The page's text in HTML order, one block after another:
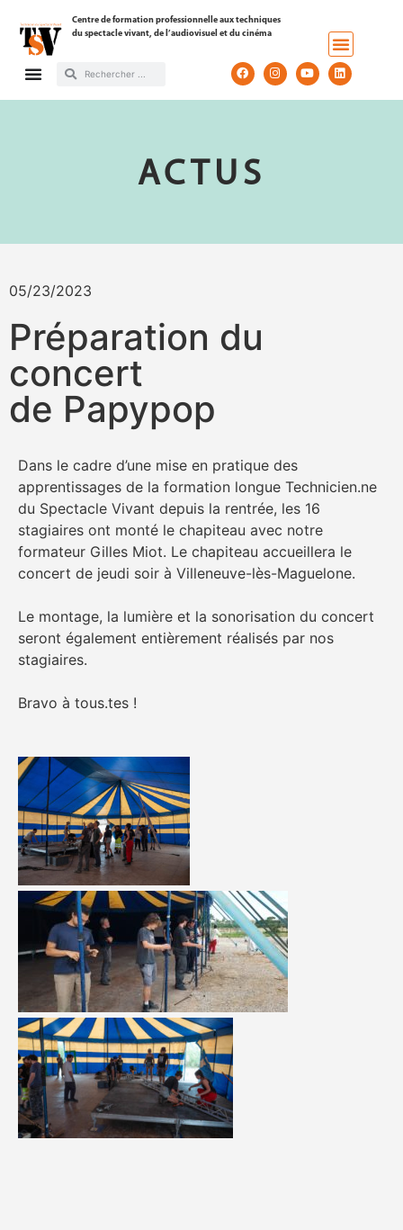
Centre de formation professionnelle aux techniques
du spectacle vivant, de l’audiovisuel et du cinéma
ACTUS
05/23/2023
Préparation du
concert
de Papypop
Dans le cadre d’une mise en pratique des
apprentissages de la formation longue Technicien.ne
du Spectacle Vivant depuis la rentrée, les 16
stagiaires ont monté le chapiteau avec notre
formateur Gilles Miot. Le chapiteau accueillera le
concert de jeudi soir à Villeneuve-lès-Maguelone.
Le montage, la lumière et la sonorisation du concert
seront également entièrement réalisés par nos
stagiaires.
Bravo à tous.tes !